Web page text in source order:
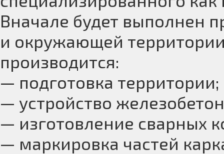
Вначале будет выполнен
и окружающей
производится:
— подготовка территории;
— устройство
— изготовление сварных
— маркировка частей